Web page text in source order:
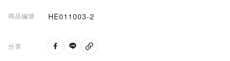
商品編號 HE011003-2
分享